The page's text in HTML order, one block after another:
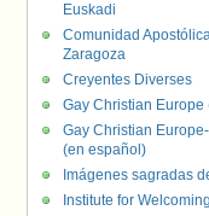
Euskadi
Comunidad
Zaragoza
Creyentes Diverses
Gay Christian
Gay Christian
(en español)
Imágenes sagradas
Institute for